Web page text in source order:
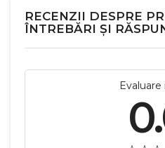
RECENZII DESPRE
ÎNTREBĂRI ȘI
Creeaza o lista